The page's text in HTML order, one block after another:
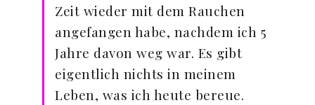
Zeit wieder mit dem Rauchen
angefangen habe, nachdem ich 5
Jahre davon weg war. Es gibt
eigentlich nichts in meinem
Leben, was ich heute bereue.